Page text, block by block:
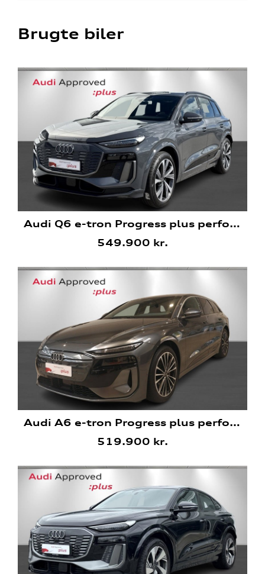
Brugte biler
Audi Q6 e-tron Progress plus performance
549.900 kr.
Audi A6 e-tron Progress plus performance Avant
519.900 kr.